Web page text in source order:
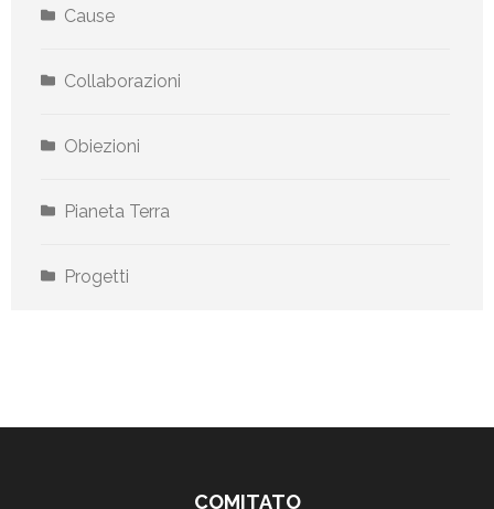
Cause
Collaborazioni
Obiezioni
Pianeta Terra
Progetti
COMITATO